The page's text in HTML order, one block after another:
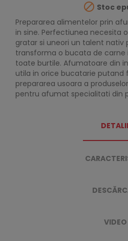
 Stoc
Prepararea alimentelor prin
in sine. Perfectiunea necesita
gratar si uneori un talent nativ
transforma o bucata de
toate burtile. Afumatoare din
utila in orice bucatarie
prepararea usoara a
pentru afumat specialitati din
DETALII
VIDEO